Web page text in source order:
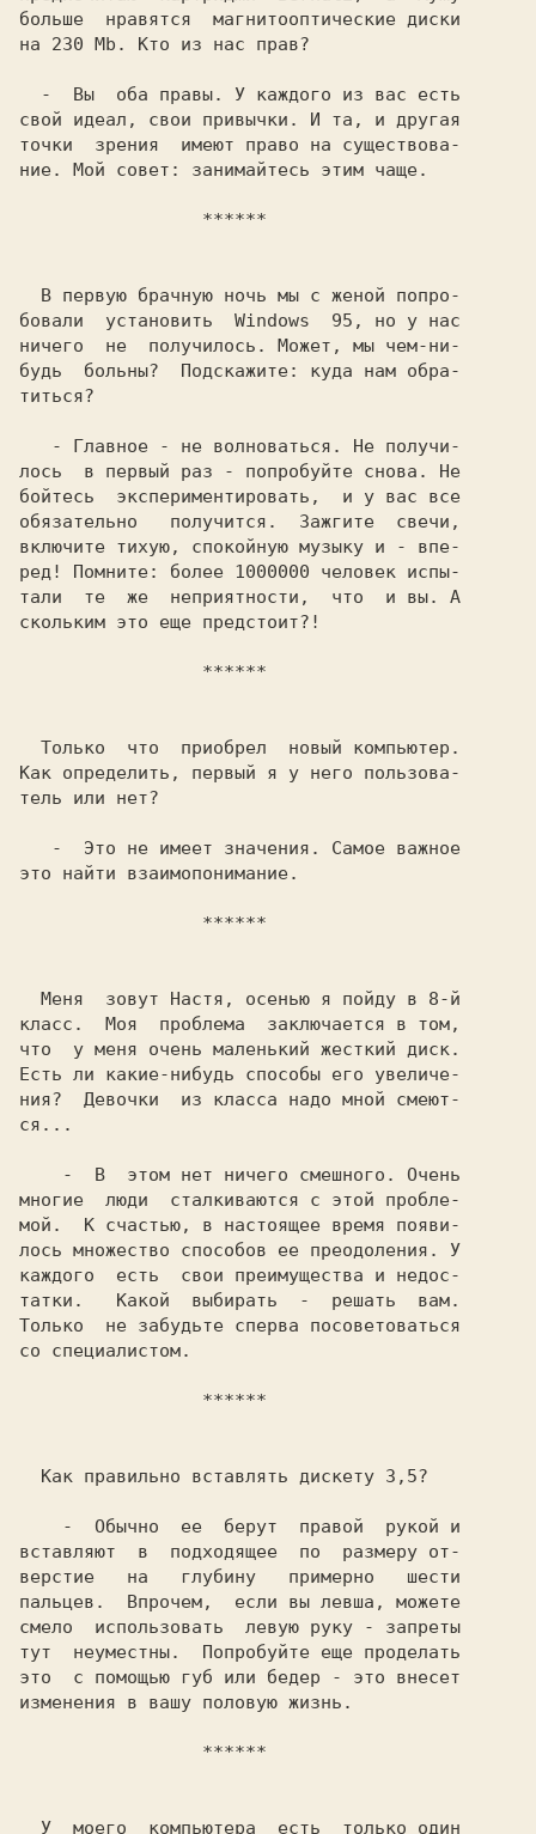
больше  нравятся  магнитооптические диски
на 230 Mb. Кто из нас прав?
свой идеал, свои привычки. И та, и другая
точки  зрения  имеют право на существова-
ние. Мой совет: занимайтесь этим чаще.
     ******
бовали  установить  Windows  95, но у нас
ничего  не  получилось. Может, мы чем-ни-
будь  больны?  Подскажите: куда нам обра-
титься?
лось  в первый раз - попробуйте снова. Не
бойтесь  экспериментировать,  и у вас все
обязательно   получится.  Зажгите  свечи,
включите тихую, спокойную музыку и - впе-
ред! Помните: более 1000000 человек испы-
тали  те  же  неприятности,  что  и вы. А
скольким это еще предстоит?!
   ******
Как определить, первый я у него пользова-
тель или нет?
это найти взаимопонимание.
   ******
класс.  Моя  проблема  заключается в том,
что  у меня очень маленький жесткий диск.
Есть ли какие-нибудь способы его увеличе-
ния?  Девочки  из класса надо мной смеют-
ся...
многие  люди  сталкиваются с этой пробле-
мой.  К счастью, в настоящее время появи-
лось множество способов ее преодоления. У
каждого  есть  свои преимущества и недос-
татки.   Какой  выбирать  -  решать  вам.
Только  не забудьте сперва посоветоваться
со специалистом.
    ******
вставляют  в  подходящее  по  размеру от-
верстие   на   глубину   примерно   шести
пальцев.  Впрочем,  если вы левша, можете
смело  использовать  левую руку - запреты
тут  неуместны.  Попробуйте еще проделать
это  с помощью губ или бедер - это внесет
изменения в вашу половую жизнь.
    ******